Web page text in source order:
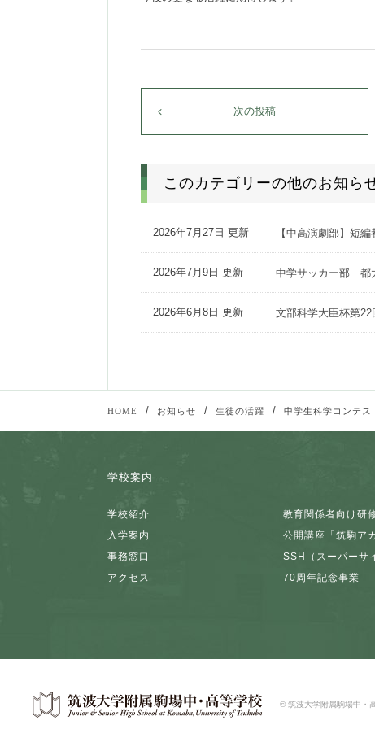
次の投稿
このカテゴリーの他のお知ら
2026年7月27日 更新 【中高演劇部】短
2026年7月9日 更新 中学サッカー部 都
2026年6月8日 更新 文部科学大臣杯第
HOME / お知らせ / 生徒の活躍 / 中学生科学コンテス
学校案内
学校紹介
入学案内
事務窓口
アクセス
教育関係者向け研
公開講座「筑駒ア
SSH（スーパーサ
70周年記念事業
© 筑波大学附属駒場中・